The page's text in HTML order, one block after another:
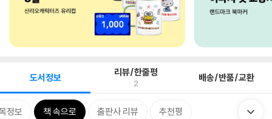
도서정보 리뷰/한줄평
2 배송/반품/교환
정보 책 속으로 출판사 리뷰 추천평